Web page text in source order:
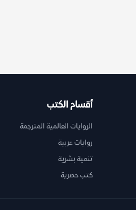
أقسام الكتب
الروايات العالمية المترجمة
روايات عربية
تنمية بشرية
كتب حصرية